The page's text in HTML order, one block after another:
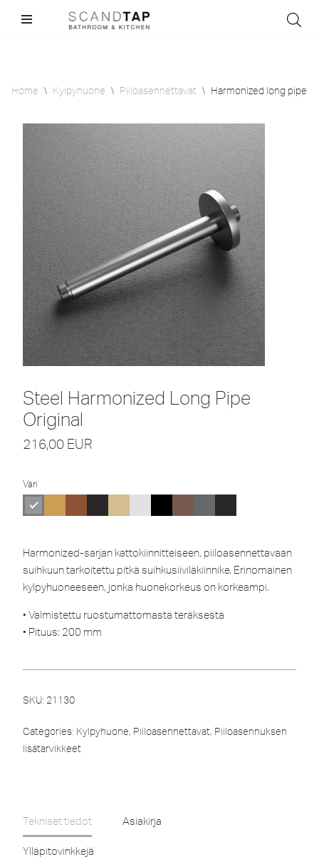
Home \ Kylpyhuone \ Piiloasennettavat \ Harmonized long pipe
Steel Harmonized Long Pipe
Original
216,00 EUR
Väri
Harmonized-sarjan kattokiinnitteiseen, piiloasennettavaan
suihkuun tarkoitettu pitkä suihkusiiviläkiinnike. Erinomainen
kylpyhuoneeseen, jonka huonekorkeus on korkeampi.
• Valmistettu ruostumattomasta teräksestä
• Pituus: 200 mm
SKU: 21130
Categories: Kylpyhuone, Piiloasennettavat, Piiloasennuksen
lisätarvikkeet
Tekniset tiedot Asiakirja
Ylläpitovinkkejä